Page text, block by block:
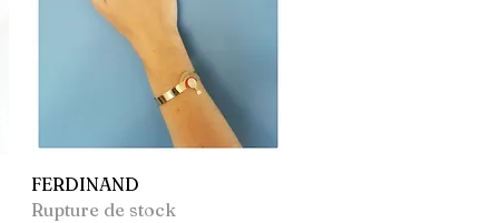
Aperçu rapide
FERDINAND
Rupture de stock